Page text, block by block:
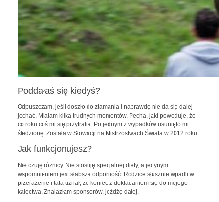
Poddałaś się kiedyś?
Odpuszczam, jeśli doszło do złamania i naprawdę nie da się dalej
jechać. Miałam kilka trudnych momentów. Pecha, jaki powoduje, że
co roku coś mi się przytrafia. Po jednym z wypadków usunięto mi
śledzionę. Została w Słowacji na Mistrzostwach Świata w 2012 roku.
Jak funkcjonujesz?
Nie czuję różnicy. Nie stosuję specjalnej diety, a jedynym
wspomnieniem jest słabsza odporność. Rodzice słusznie wpadli w
przerażenie i tata uznał, że koniec z dokładaniem się do mojego
kalectwa. Znalazłam sponsorów, jeżdżę dalej.